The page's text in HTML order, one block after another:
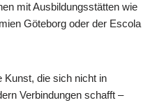
mit Ausbildungsstätten wie
Göteborg oder der Escola
Kunst, die sich nicht in
Verbindungen schafft –